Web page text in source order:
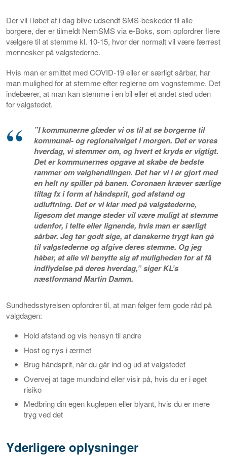
Der vil i løbet af i dag blive udsendt SMS-beskeder til alle
borgere, der er tilmeldt NemSMS via e-Boks, som opfordrer flere
vælgere til at stemme kl. 10-15, hvor der normalt vil være færrest
mennesker på valgstederne.
Hvis man er smittet med COVID-19 eller er særligt sårbar, har
man mulighed for at stemme efter reglerne om vognstemme. Det
indebærer, at man kan stemme i en bil eller et andet sted uden
for valgstedet.
”I kommunerne glæder vi os til at se borgerne til
kommunal- og regionalvalget i morgen. Det er vores
hverdag, vi stemmer om, og hvert et kryds er vigtigt.
Det er kommunernes opgave at skabe de bedste
rammer om valghandlingen. Det har vi i år gjort med
en helt ny spiller på banen. Coronaen kræver særlige
tiltag fx i form af håndsprit, god afstand og
udluftning. Det er vi klar med på valgstederne,
ligesom det mange steder vil være muligt at stemme
udenfor, i telte eller lignende, hvis man er særligt
sårbar. Jeg tør godt sige, at danskerne trygt kan gå
til valgstederne og afgive deres stemme. Og jeg
håber, at alle vil benytte sig af muligheden for at få
indflydelse på deres hverdag,” siger KL’s
næstformand Martin Damm.
Sundhedsstyrelsen opfordrer til, at man følger fem gode råd på
valgdagen:
Hold afstand og vis hensyn til andre
Host og nys i ærmet
Brug håndsprit, når du går ind og ud af valgstedet
Overvej at tage mundbind eller visir på, hvis du er i øget
risiko
Medbring din egen kuglepen eller blyant, hvis du er mere
tryg ved det
Yderligere oplysninger